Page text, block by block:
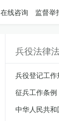
在线咨询 监督举
兵役法律
兵役登记工作
征兵工作条例
中华人民共